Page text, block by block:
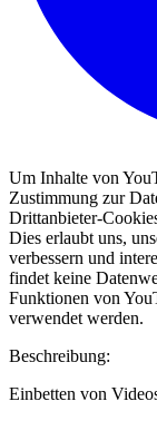
Um Inhalte von
Zustimmung zur
Drittanbieter-
Dies erlaubt uns,
verbessern und
findet keine
Funktionen von
verwendet werden.
Beschreibung:
Einbetten von